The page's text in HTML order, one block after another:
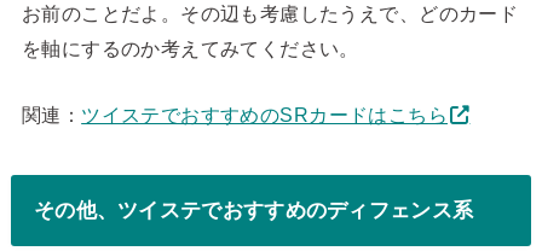
お前のことだよ。その辺も考慮したうえで、どのカード
を軸にするのか考えてみてください。
関連： ツイステでおすすめのSRカードはこちら
その他、ツイステでおすすめのディフェンス系